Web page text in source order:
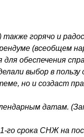
горячо и
(всеобщем
обеспечения
выбор в
но и создаст
датам.
го срока СНЖ на